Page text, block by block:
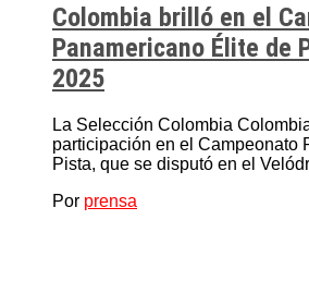
Colombia brilló en el
Panamericano Élite de
2025
La Selección Colombia
participación en el Campeonato
Pista, que se disputó en el
Por prensa